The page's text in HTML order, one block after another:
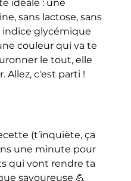
idéale : une
sans lactose, sans
indice glycémique
couleur qui va te
le tout, elle
Allez, c'est parti !
(t’inquiète, ça
une minute pour
qui vont rendre ta
savoureuse 💪